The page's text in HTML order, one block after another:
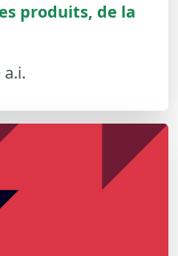
produits, de la